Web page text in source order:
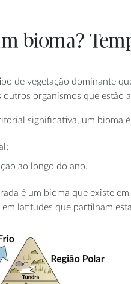
bioma?
de vegetação dominante
organismos que estão
significativa, um
ao longo do ano.
é um bioma que existe
latitudes que partilham